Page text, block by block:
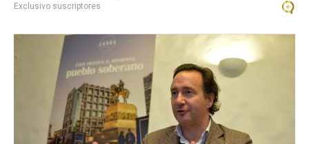
Exclusivo suscriptores